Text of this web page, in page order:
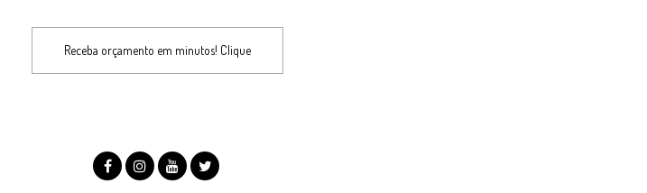
Receba orçamento em minutos! Clique